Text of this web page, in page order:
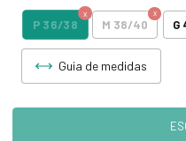
P 36/38 M 38/40 G
Guia de medidas